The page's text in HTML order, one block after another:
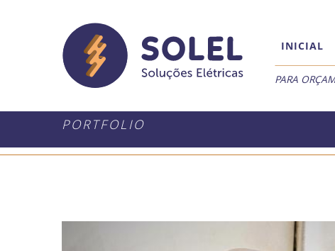
INICIAL
PARA
PORTFOLIO